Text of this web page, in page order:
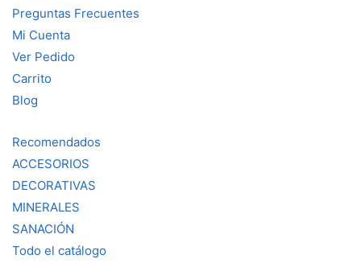
Preguntas Frecuentes
Mi Cuenta
Ver Pedido
Carrito
Blog
Recomendados
ACCESORIOS
DECORATIVAS
MINERALES
SANACIÓN
Todo el catálogo